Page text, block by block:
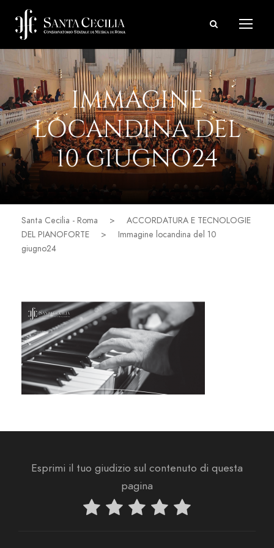
IMMAGINE
LOCANDINA DEL
10 GIUGNO24
Santa Cecilia - Roma >
ACCORDATURA E TECNOLOGIE
DEL PIANOFORTE
>
Immagine locandina del 10
giugno24
Esprimi il tuo giudizio sul contenuto di questa
pagina